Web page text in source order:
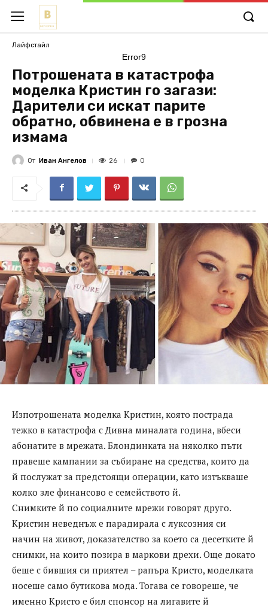
Лайфстайл
Error9
Потрошената в катастрофа
моделка Кристин го загази:
Дарители си искат парите
обратно, обвинена е в грозна
измама
От Иван Ангелов 26 0
Изпотрошената моделка Кристин, която пострада
тежко в катастрофа с Дивна миналата година, вбеси
абонатите в мрежата. Блондинката на няколко пъти
правеше кампании за събиране на средства, които да
й послужат за предстоящи операции, като изтъкваше
колко зле финансово е семейството й.
Снимките й по социалните мрежи говорят друго.
Кристин неведнъж е парадирала с луксозния си
начин на живот, доказателство за което са десетките й
снимки, на които позира в маркови дрехи. Още докато
беше с бившия си приятел – рапъра Кристо, моделката
носеше само бутикова мода. Тогава се говореше, че
именно Кристо е бил спонсор на лигавите й